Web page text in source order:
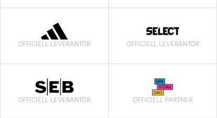
OFFICIELL LEVERANTÖR OFFICIELL LEVERANTÖR
OFFICIELL LEVERANTÖR OFFICIELL PARTNER